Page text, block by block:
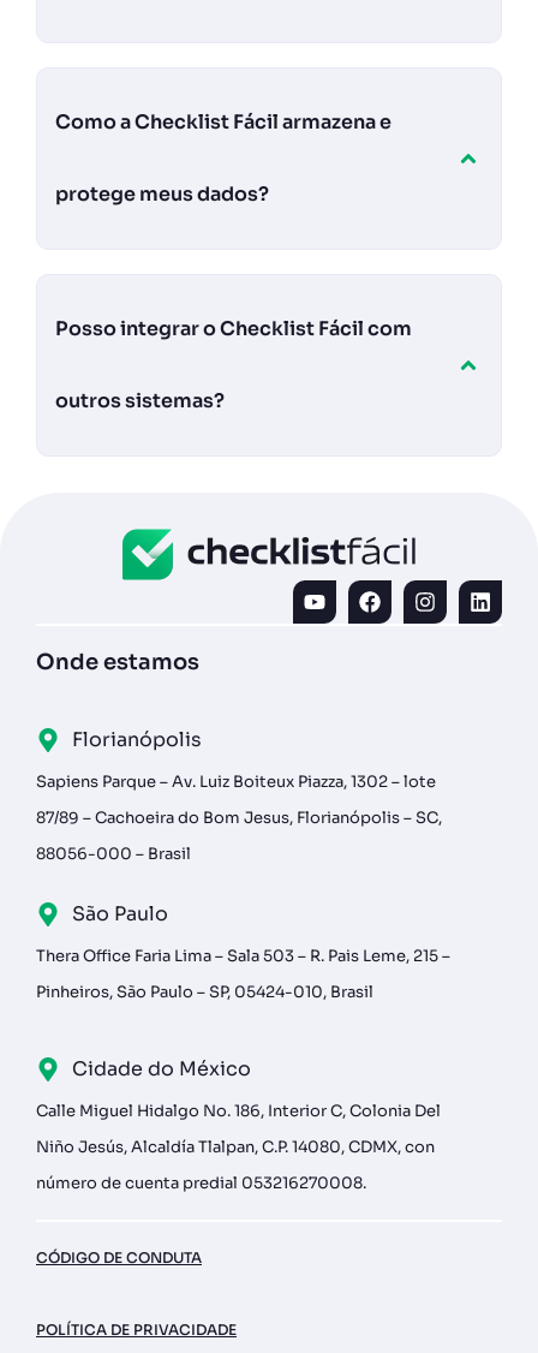
Como a Checklist Fácil armazena e
protege meus dados?
Posso integrar o Checklist Fácil com
outros sistemas?
Onde estamos
Florianópolis
Sapiens Parque – Av. Luiz Boiteux Piazza, 1302 – lote
87/89 – Cachoeira do Bom Jesus, Florianópolis – SC,
88056-000 – Brasil
São Paulo
Thera Office Faria Lima – Sala 503 – R. Pais Leme, 215 –
Pinheiros, São Paulo – SP, 05424-010, Brasil
Cidade do México
Calle Miguel Hidalgo No. 186, Interior C, Colonia Del
Niño Jesús, Alcaldía Tlalpan, C.P. 14080, CDMX, con
número de cuenta predial 053216270008.
CÓDIGO DE CONDUTA
POLÍTICA DE PRIVACIDADE